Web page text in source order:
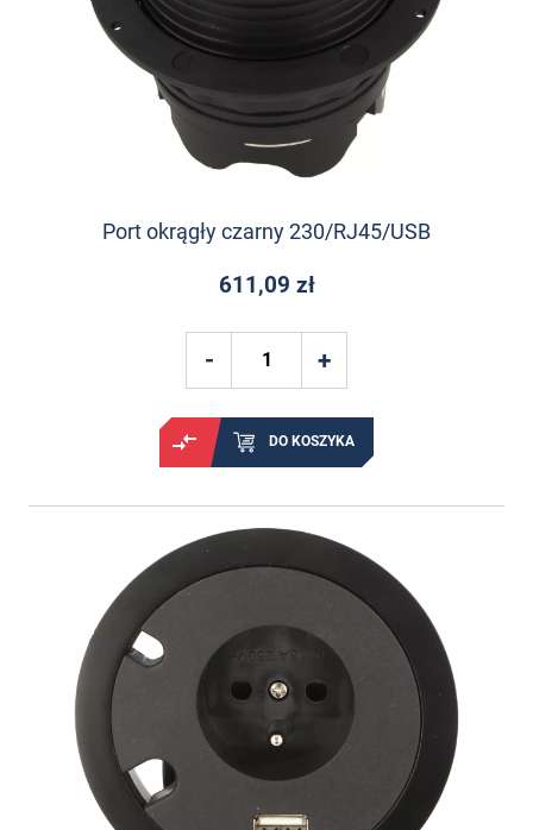
Port okrągły czarny 230/RJ45/USB
611,09 zł
DO KOSZYKA